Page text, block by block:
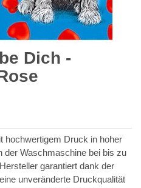
Dich -
hochwertigem Druck in hoher
der Waschmaschine bei bis zu
garantiert dank der
unveränderte Druckqualität